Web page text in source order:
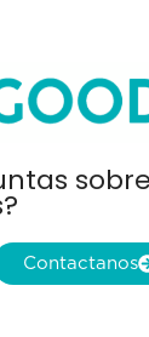
Contactanos